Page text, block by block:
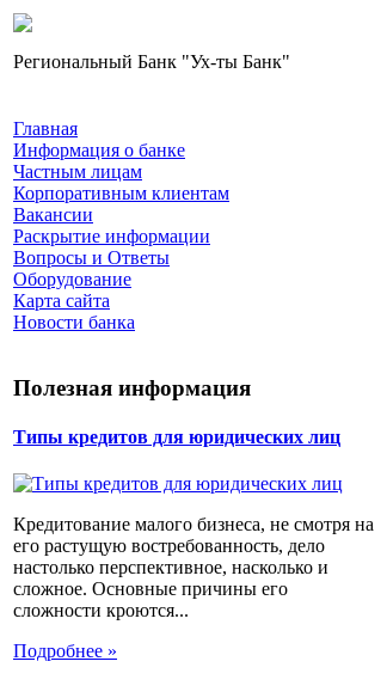
Региональный Банк "Ух-ты Банк"
Главная
Информация о банке
Частным лицам
Корпоративным клиентам
Вакансии
Раскрытие информации
Вопросы и Ответы
Оборудование
Карта сайта
Новости банка
Полезная информация
Типы кредитов для юридических лиц
Кредитование малого бизнеса, не смотря на
его растущую востребованность, дело
настолько перспективное, насколько и
сложное. Основные причины его
сложности кроются...
Подробнее »